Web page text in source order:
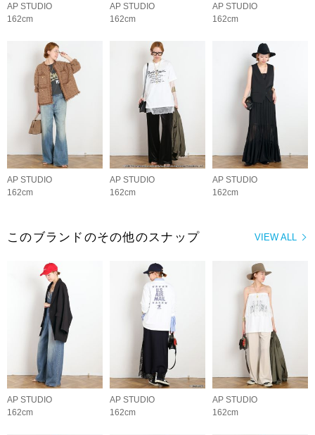
AP STUDIO
162cm
AP STUDIO
162cm
AP STUDIO
162cm
AP STUDIO
162cm
AP STUDIO
162cm
AP STUDIO
162cm
VIEW ALL
このブランドのその他のスナップ
AP STUDIO
162cm
AP STUDIO
162cm
AP STUDIO
162cm